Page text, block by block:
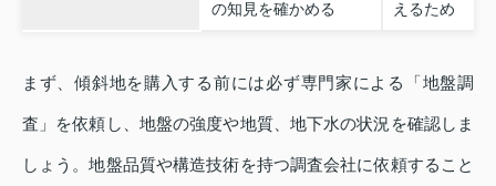
の知見を確かめる
えるため
まず、傾斜地を購入する前には必ず専門家による「地盤調
査」を依頼し、地盤の強度や地質、地下水の状況を確認しま
しょう。地盤品質や構造技術を持つ調査会社に依頼すること